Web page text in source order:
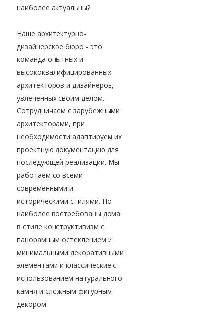
наиболее актуальны?
Наше архитектурно-
дизайнерское бюро - это
команда опытных и
высококвалифицированных
архитекторов и дизайнеров,
увлеченных своим делом.
Сотрудничаем с зарубежными
архитекторами, при
необходимости адаптируем их
проектную документацию для
последующей реализации. Мы
работаем со всеми
современными и
историческими стилями. Но
наиболее востребованы дома
в стиле конструктивизм с
панорамным остеклением и
минимальными декоративными
элементами и классические с
использованием натурального
камня и сложным фигурным
декором.